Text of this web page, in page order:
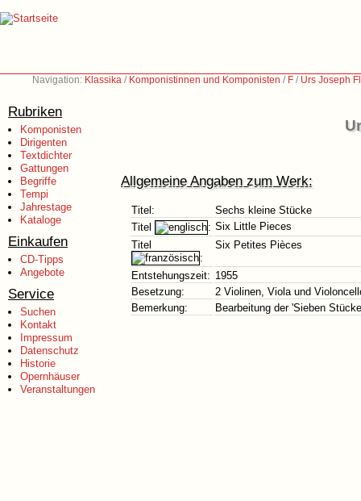
Navigation: Klassika / Komponistinnen und Komponisten / F / Urs Joseph
Rubriken
Komponisten
Dirigenten
Textdichter
Gattungen
Begriffe
Tempi
Jahrestage
Kataloge
Einkaufen
CD-Tipps
Angebote
Service
Suchen
Kontakt
Impressum
Datenschutz
Historie
Opernhäuser
Veranstaltungen
Allgemeine Angaben zum Werk:
Titel:
Sechs kleine Stücke
Titel
: Six Little Pieces
Titel
:
Six Petites Pièces
Entstehungszeit: 1955
Besetzung:
2 Violinen, Viola und
Bemerkung:
Bearbeitung der 'Sieben